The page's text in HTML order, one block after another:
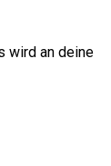
wird an deine